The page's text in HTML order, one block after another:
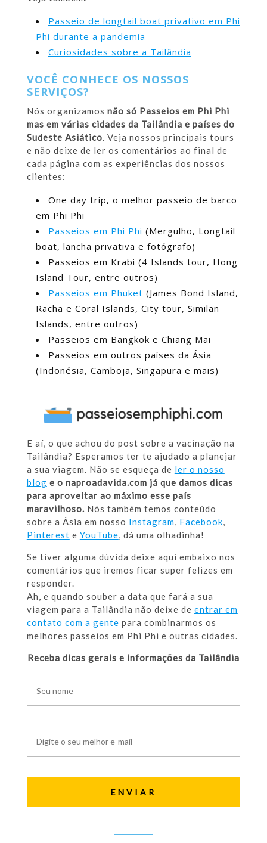
Passeio de longtail boat privativo em Phi
Phi durante a pandemia
Curiosidades sobre a Tailândia
VOCÊ CONHECE OS NOSSOS
SERVIÇOS?
Nós organizamos não só Passeios em Phi Phi
mas em várias cidades da Tailândia e países do
Sudeste Asiático. Veja nossos principais tours
e não deixe de ler os comentários ao final de
cada página com as experiências dos nossos
clientes:
One day trip, o melhor passeio de barco
em Phi Phi
Passeios em Phi Phi (Mergulho, Longtail
boat, lancha privativa e fotógrafo)
Passeios em Krabi (4 Islands tour, Hong
Island Tour, entre outros)
Passeios em Phuket (James Bond Island,
Racha e Coral Islands, City tour, Similan
Islands, entre outros)
Passeios em Bangkok e Chiang Mai
Passeios em outros países da Ásia
(Indonésia, Camboja, Singapura e mais)
E aí, o que achou do post sobre a vacinação na
Tailândia? Esperamos ter te ajudado a planejar
a sua viagem. Não se esqueça de ler o nosso
blog e o naproadavida.com já que damos dicas
para aproveitar ao máximo esse país
maravilhoso. Nós também temos conteúdo
sobre a Ásia em nosso Instagram, Facebook,
Pinterest e YouTube, dá uma olhadinha!
Se tiver alguma dúvida deixe aqui embaixo nos
comentários que iremos ficar super felizes em
responder.
Ah, e quando souber a data que fará a sua
viagem para a Tailândia não deixe de entrar em
contato com a gente para combinarmos os
melhores passeios em Phi Phi e outras cidades.
Receba dicas gerais e informações da Tailândia